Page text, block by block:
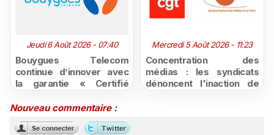
Jeudi 6 Août 2026 - 07:40
Bouygues Telecom
continue d’innover avec
la garantie « Certifié
»
Mercredi 5 Août 2026 - 11:23
Concentration des
médias : les syndicats
dénoncent l'inaction de
Nouveau commentaire :